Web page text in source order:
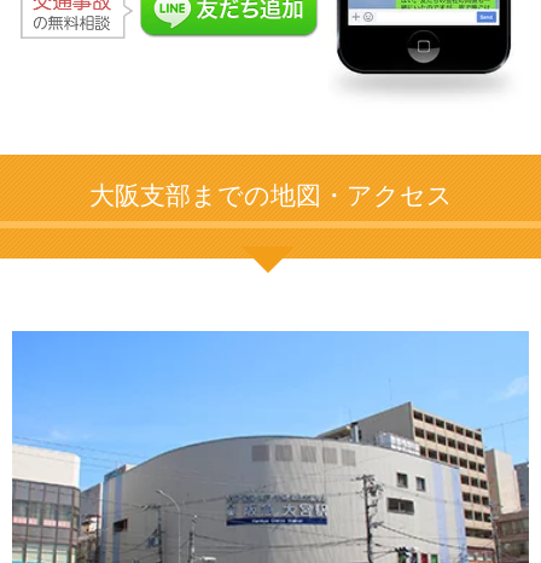
大阪支部までの地図・アクセス